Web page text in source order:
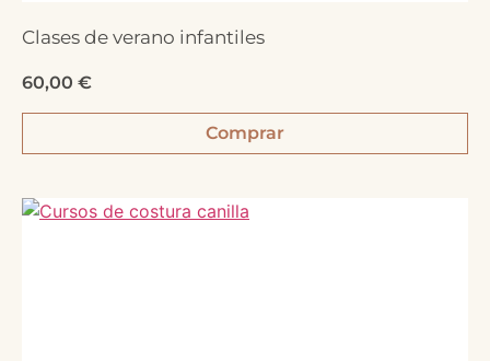
Clases de verano infantiles
60,00 €
Comprar